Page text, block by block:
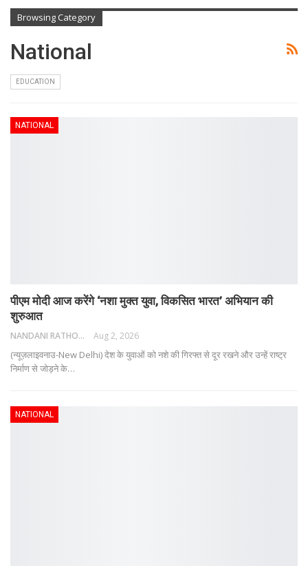
Browsing Category
National
EDUCATION
NATIONAL
पीएम मोदी आज करेंगे ‘नशा मुक्त युवा, विकसित भारत’ अभियान की
शुरुआत
NANDANI RATHORE Aug 2, 2026
(न्यूज़लाइवनाउ-New Delhi) देश के युवाओं को नशे की गिरफ्त से दूर रखने और उन्हें राष्ट्र
निर्माण से जोड़ने के…
NATIONAL